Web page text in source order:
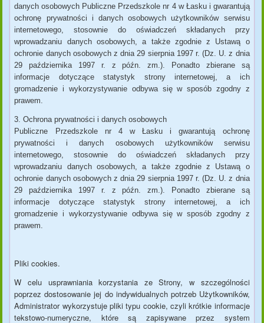
danych osobowych Publiczne Przedszkole nr 4 w Łasku i gwarantują
ochronę prywatności i danych osobowych użytkowników serwisu
internetowego, stosownie do oświadczeń składanych przy
wprowadzaniu danych osobowych, a także zgodnie z Ustawą o
ochronie danych osobowych z dnia 29 sierpnia 1997 r. (Dz. U. z dnia
29 października 1997 r. z późn. zm.). Ponadto zbierane są
informacje dotyczące statystyk strony internetowej, a ich
gromadzenie i wykorzystywanie odbywa się w sposób zgodny z
prawem.
3. Ochrona prywatności i danych osobowych
Publiczne Przedszkole nr 4 w Łasku i gwarantują ochronę
prywatności i danych osobowych użytkowników serwisu
internetowego, stosownie do oświadczeń składanych przy
wprowadzaniu danych osobowych, a także zgodnie z Ustawą o
ochronie danych osobowych z dnia 29 sierpnia 1997 r. (Dz. U. z dnia
29 października 1997 r. z późn. zm.). Ponadto zbierane są
informacje dotyczące statystyk strony internetowej, a ich
gromadzenie i wykorzystywanie odbywa się w sposób zgodny z
prawem.
Pliki cookies.
W celu usprawniania korzystania ze Strony, w szczególności
poprzez dostosowanie jej do indywidualnych potrzeb Użytkowników,
Administrator wykorzystuje pliki typu cookie, czyli krótkie informacje
tekstowo-numeryczne, które są zapisywane przez system